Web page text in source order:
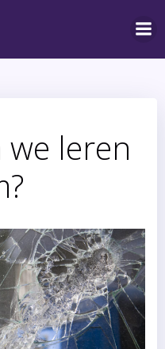
leren